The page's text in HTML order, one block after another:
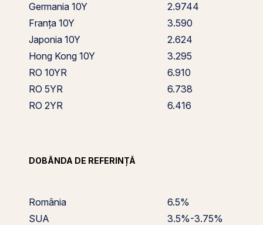
Germania 10Y
2.9744
Franța 10Y
3.590
Japonia 10Y
2.624
Hong Kong 10Y
3.295
RO 10YR
6.910
RO 5YR
6.738
RO 2YR
6.416
DOBÂNDA DE REFERINȚĂ
România
6.5%
SUA
3.5%-3.75%